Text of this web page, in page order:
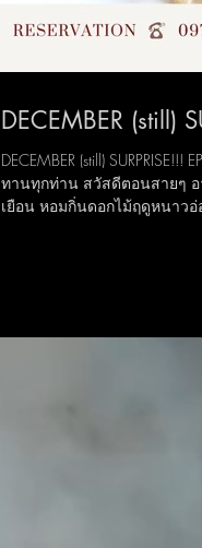
DECEMBER (still)
DECEMBER (still) SURPRISE!!!
ทานทุกท่าน สวัสดีตอนสายๆ อ
เยือน หอมกิ่นดอกไม้ฤดูหนาวอ่